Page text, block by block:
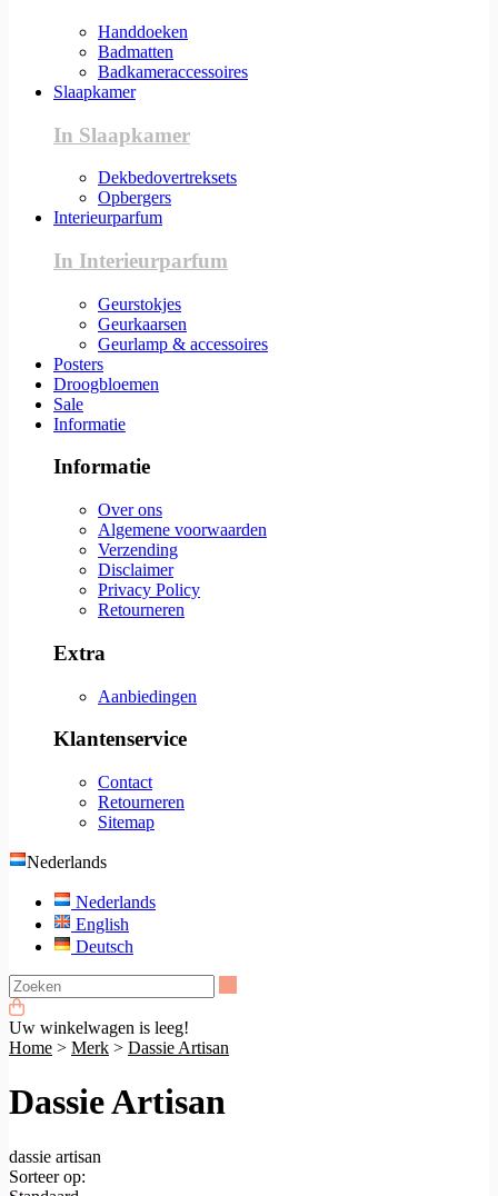
Handdoeken
Badmatten
Badkameraccessoires
Slaapkamer
In Slaapkamer
Dekbedovertreksets
Opbergers
Interieurparfum
In Interieurparfum
Geurstokjes
Geurkaarsen
Geurlamp & accessoires
Posters
Droogbloemen
Sale
Informatie
Informatie
Over ons
Algemene voorwaarden
Verzending
Disclaimer
Privacy Policy
Retourneren
Extra
Aanbiedingen
Klantenservice
Contact
Retourneren
Sitemap
Nederlands
Nederlands
English
Deutsch
Uw winkelwagen is leeg!
Home > Merk > Dassie Artisan
Dassie Artisan
dassie artisan
Sorteer op: